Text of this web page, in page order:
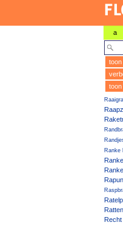
a
toon
toon
Ranke
Recht